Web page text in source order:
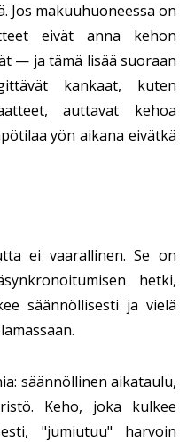
Jos makuuhuoneessa on
eivät anna kehon
— ja tämä lisää suoraan
kankaat, kuten
, auttavat kehoa
yön aikana eivätkä
ei vaarallinen. Se on
hetki,
säännöllisesti ja vielä
säännöllinen aikataulu,
Keho, joka kulkee
"jumiutuu" harvoin